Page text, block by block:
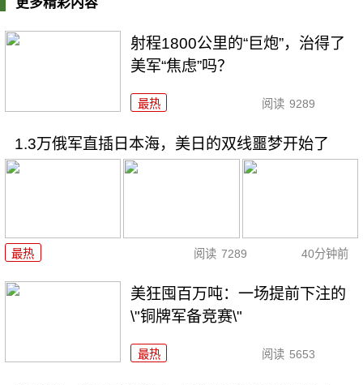
射程1800公里的“巨炮”，治得了
美军“焦虑”吗？
最热 阅读 9289
1.3万俄军直插日本海，美日的双线噩梦开始了
最热 阅读 7289 40分钟前
美狂囤百万吨：一场提前下注的
\"铜牌军备竞赛\"
最热 阅读 5653